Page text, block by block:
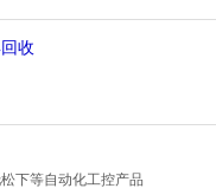
收
下等自动化工控产品